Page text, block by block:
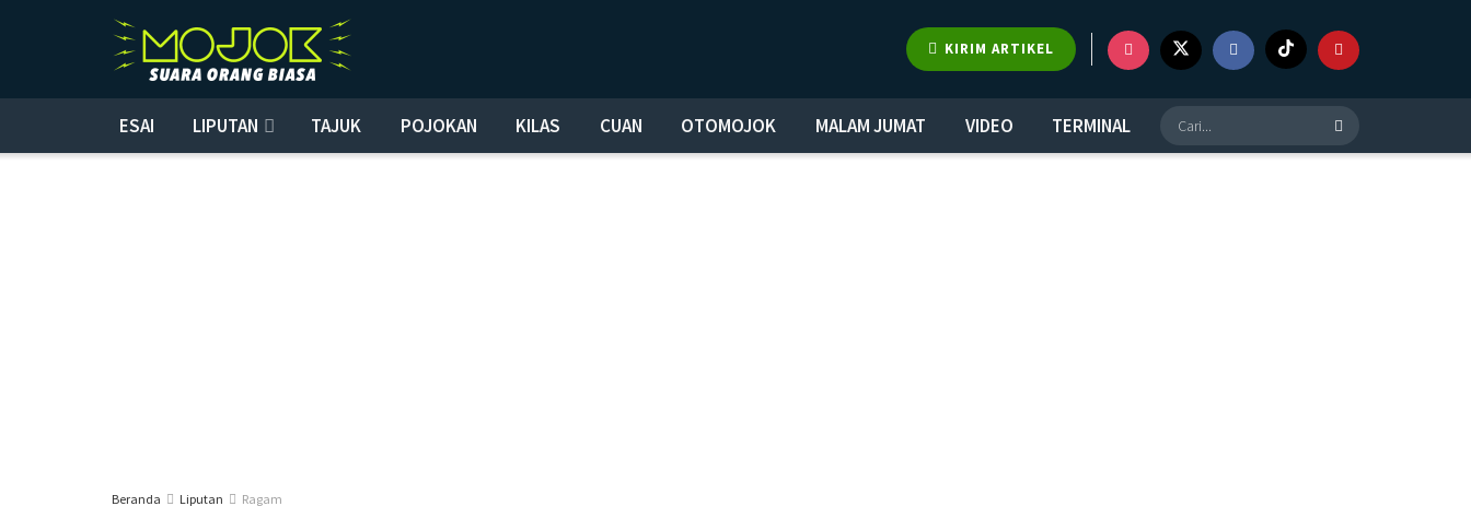
KIRIM ARTIKEL
ESAI LIPUTAN TAJUK POJOKAN KILAS CUAN OTOMOJOK MALAM JUMAT VIDEO TERMINAL
Beranda Liputan Ragam